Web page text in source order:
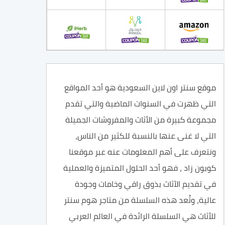
موقع سنتر اون لاين السعودية هو أحد المواقع
التي ظهرت في السنوات الماضية والتي تقدم
مجموعة كبيرة من الأثاث والمفروشات الجميلة
التي لا غنى عنها بالنسبة للكثير من الناس،
ونتعرف على أهم المعلومات عنه عبر موقعنا
كوبون زاد ، فهو أحد الحلول المتميزة والعملية
في تقديم الآثاث بذوق راقي وخامات وجودة
عالية، وتُعد هذه السلسلة من متاجر هوم سنتر
للأثاث هي السلسلة الرائدة في العالم العربي